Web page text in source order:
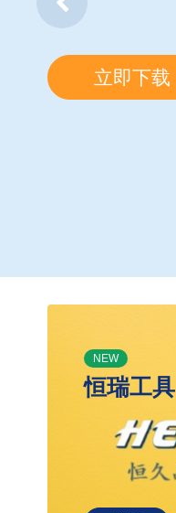
立即下载
NEW
恒瑞工具